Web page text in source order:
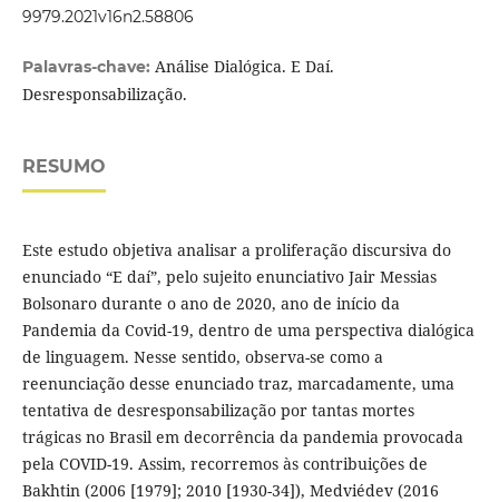
9979.2021v16n2.58806
Palavras-chave: Análise Dialógica. E Daí.
Desresponsabilização.
RESUMO
Este estudo objetiva analisar a proliferação discursiva do
enunciado “E daí”, pelo sujeito enunciativo Jair Messias
Bolsonaro durante o ano de 2020, ano de início da
Pandemia da Covid-19, dentro de uma perspectiva dialógica
de linguagem. Nesse sentido, observa-se como a
reenunciação desse enunciado traz, marcadamente, uma
tentativa de desresponsabilização por tantas mortes
trágicas no Brasil em decorrência da pandemia provocada
pela COVID-19. Assim, recorremos às contribuições de
Bakhtin (2006 [1979]; 2010 [1930-34]), Medviédev (2016